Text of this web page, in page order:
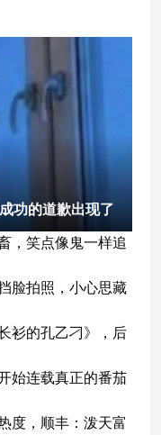
功的道歉出现了
，笑点像鬼一样追
脸拍照，小心思藏
衫的孔乙刁》，后
始连载真正的番茄
度，顺丰：泼天富